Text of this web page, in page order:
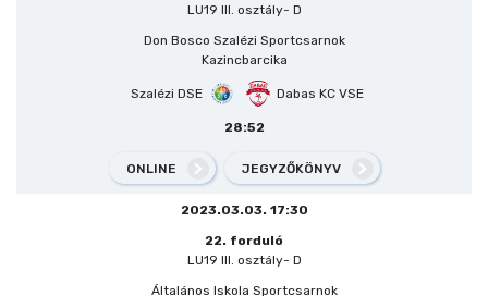
LU19 III. osztály- D
Don Bosco Szalézi Sportcsarnok
Kazincbarcika
Szalézi DSE Dabas KC VSE
28:52
ONLINE JEGYZŐKÖNYV
2023.03.03. 17:30
22. forduló
LU19 III. osztály- D
Általános Iskola Sportcsarnok